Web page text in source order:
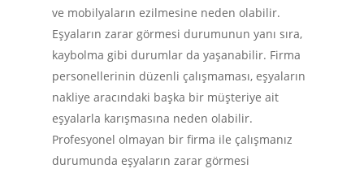
ve mobilyaların ezilmesine neden olabilir.
Eşyaların zarar görmesi durumunun yanı sıra,
kaybolma gibi durumlar da yaşanabilir. Firma
personellerinin düzenli çalışmaması, eşyaların
nakliye aracındaki başka bir müşteriye ait
eşyalarla karışmasına neden olabilir.
Profesyonel olmayan bir firma ile çalışmanız
durumunda eşyaların zarar görmesi